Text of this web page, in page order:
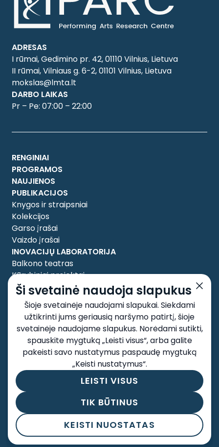
Ši svetainė naudoja slapukus
Šioje svetainėje naudojami slapukai. Siekdami
užtikrinti jums geriausią naršymo patirtį, šioje
svetainėje naudojame slapukus. Norėdami sutikti,
spauskite mygtuką „Leisti visus“, arba galite
pakeisti savo nustatymus paspaudę mygtuką
„Keisti nustatymus“.
LEISTI VISUS
TIK BŪTINUS
KEISTI NUOSTATAS
ADRESAS
I rūmai, Gedimino pr. 42, 01110 Vilnius, Lietuva
II rūmai, Vilniaus g. 6-2, 01101 Vilnius, Lietuva
mokslas@lmta.lt
DARBO LAIKAS
Pr – Pe: 07:00 – 22:00
RENGINIAI
PROGRAMOS
NAUJIENOS
PUBLIKACIJOS
Knygos ir straipsniai
Kolekcijos
Garso įrašai
Vaizdo įrašai
INOVACIJŲ LABORATORIJA
Balkono teatras
Kūrybiniai projektai
APIE MUS
Tyrėjai
Taryba
Kontaktai
SOCIALINIAI TINKLAI
Taisyklės ir sąlygos
Privatumo politika
Autorių teisės 2026 © Excellence Project. Visos
teisės saugomos.